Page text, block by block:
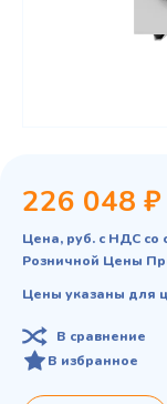
226 048 ₽
Цена, руб. с НДС со
Розничной Цены
Цены указаны для
В сравнение
В избранное